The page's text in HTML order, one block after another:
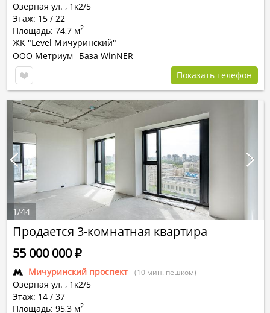
Озерная ул. , 1к2/5
Этаж: 15 / 22
Площадь: 74,7 м2
ЖК "Level Мичуринский"
ООО Метриум
База WinNER
Показать телефон
Продается 3-комнатная квартира
Мичуринский проспект (10 мин. пешком)
Озерная ул. , 1к2/5
Этаж: 14 / 37
Площадь: 95,3 м2
55 000 000Р
1/44